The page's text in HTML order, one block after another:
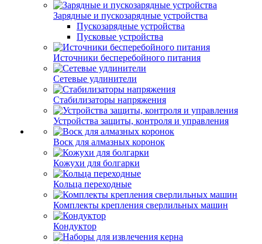
Зарядные и пускозарядные устройства
Пускозарядные устройства
Пусковые устройства
Источники бесперебойного питания
Сетевые удлинители
Стабилизаторы напряжения
Устройства защиты, контроля и управления
Воск для алмазных коронок
Кожухи для болгарки
Кольца переходные
Комплекты крепления сверлильных машин
Кондуктор